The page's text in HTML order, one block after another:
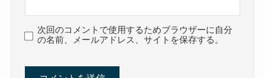
次回のコメントで使用するためブラウザーに自分
の名前、メールアドレス、サイトを保存する。